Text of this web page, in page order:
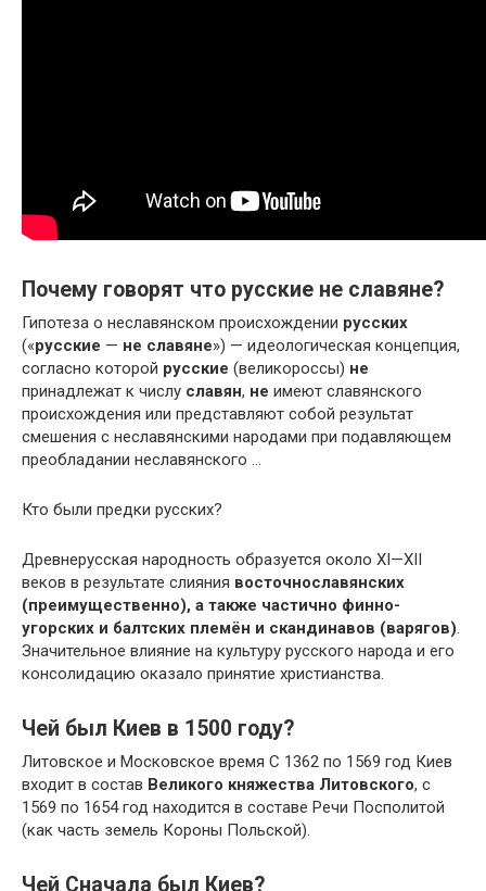
Почему говорят что русские не славяне?
Гипотеза о неславянском происхождении русских
(«русские — не славяне») — идеологическая концепция,
согласно которой русские (великороссы) не
принадлежат к числу славян, не имеют славянского
происхождения или представляют собой результат
смешения с неславянскими народами при подавляющем
преобладании неславянского …
Кто были предки русских?
Древнерусская народность образуется около XI—XII
веков в результате слияния восточнославянских
(преимущественно), а также частично финно-
угорских и балтских племён и скандинавов (варягов).
Значительное влияние на культуру русского народа и его
консолидацию оказало принятие христианства.
Чей был Киев в 1500 году?
Литовское и Московское время С 1362 по 1569 год Киев
входит в состав Великого княжества Литовского, с
1569 по 1654 год находится в составе Речи Посполитой
(как часть земель Короны Польской).
Чей Сначала был Киев?